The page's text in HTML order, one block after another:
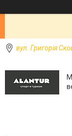
вул. Григорія